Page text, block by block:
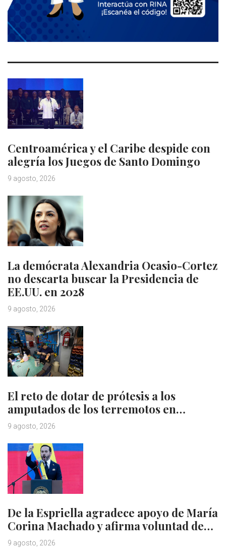
Centroamérica y el Caribe despide con
alegría los Juegos de Santo Domingo
9 agosto, 2026
La demócrata Alexandria Ocasio-Cortez
no descarta buscar la Presidencia de
EE.UU. en 2028
9 agosto, 2026
El reto de dotar de prótesis a los
amputados de los terremotos en…
9 agosto, 2026
De la Espriella agradece apoyo de María
Corina Machado y afirma voluntad de…
9 agosto, 2026